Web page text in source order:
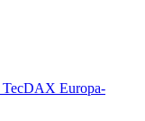
TecDAX Europa-